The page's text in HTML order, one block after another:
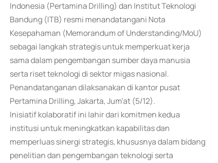
Indonesia (Pertamina Drilling) dan Institut Teknologi
Bandung (ITB) resmi menandatangani Nota
Kesepahaman (Memorandum of Understanding/MoU)
sebagai langkah strategis untuk memperkuat kerja
sama dalam pengembangan sumber daya manusia
serta riset teknologi di sektor migas nasional.
Penandatanganan dilaksanakan di kantor pusat
Pertamina Drilling, Jakarta, Jum'at (5/12).
Inisiatif kolaboratif ini lahir dari komitmen kedua
institusi untuk meningkatkan kapabilitas dan
memperluas sinergi strategis, khususnya dalam bidang
penelitian dan pengembangan teknologi serta